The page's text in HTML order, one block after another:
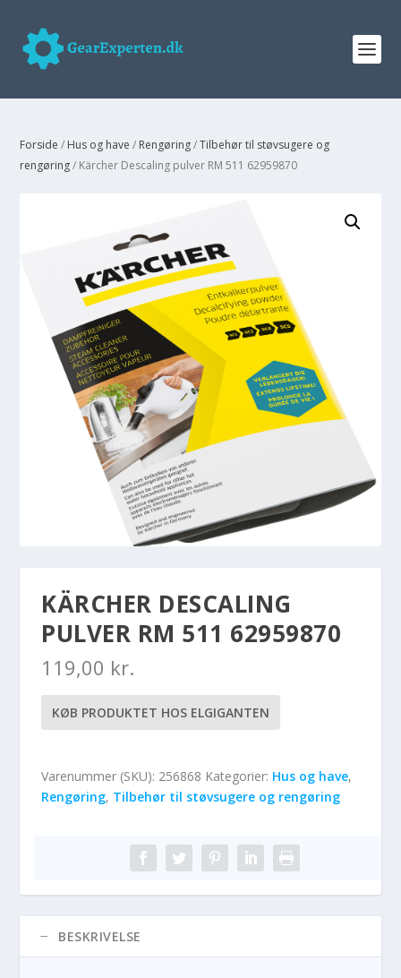
Forside / Hus og have / Rengøring/Tilbehør til støvsugere og
rengøring/ Kärcher Descaling pulver RM 511 62959870
KÄRCHER DESCALING
PULVER RM 511 62959870
119,00 kr.
KØB PRODUKTET HOS ELGIGANTEN
Varenummer (SKU): 256868 Kategorier: Hus og have,
Rengøring, Tilbehør til støvsugere og rengøring
BESKRIVELSE